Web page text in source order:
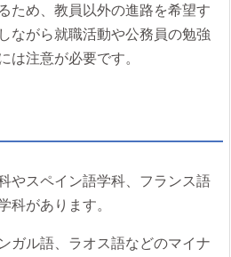
ため、教員以外の進路を希望す
ながら就職活動や公務員の勉強
は注意が必要です。
やスペイン語学科、フランス語
科があります。
ガル語、ラオス語などのマイナ